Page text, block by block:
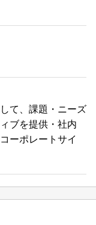
て、課題・ニーズ
ブを提供・社内
ーポレートサイ